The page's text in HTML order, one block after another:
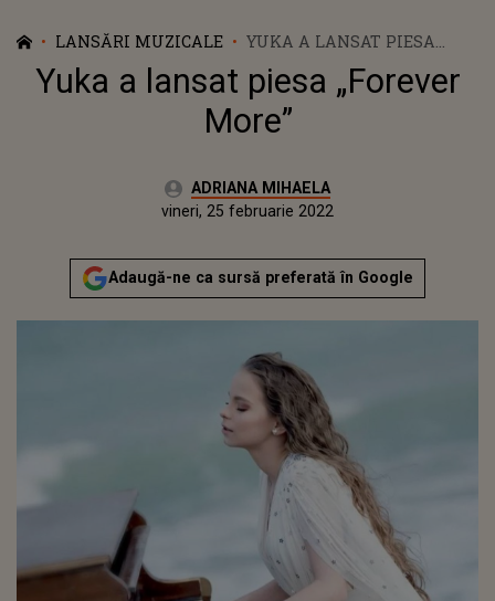
LANSĂRI MUZICALE
YUKA A LANSAT PIESA
„FOREVER MORE”
Yuka a lansat piesa „Forever
More”
Autor:ADRIANA MIHAELA
vineri, 25 februarie 2022Actualizat:
vineri, 25 februarie 2022
Adaugă-ne ca sursă preferată în Google